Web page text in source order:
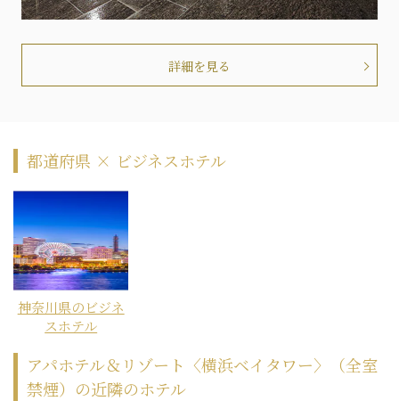
詳細を見る
都道府県 × ビジネスホテル
神奈川県のビジネ
スホテル
アパホテル＆リゾート〈横浜ベイタワー〉（全室
禁煙）の近隣のホテル